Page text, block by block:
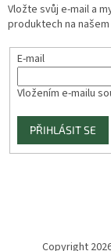
Vložte svůj e-mail a
produktech na
E-mail
Vložením e-mailu
PŘIHLÁSIT SE
Copyright